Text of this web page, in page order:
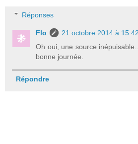
Réponses
Flo
21 octobre 2014 à 15:42
Oh oui, une source
bonne journée.
Répondre